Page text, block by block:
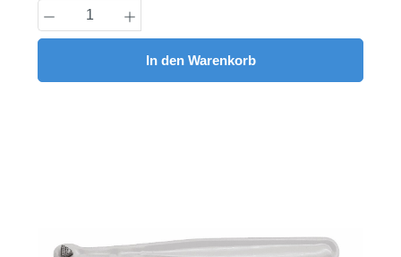
Produkt Anzahl: Gib den gewünschten
In den Warenkorb